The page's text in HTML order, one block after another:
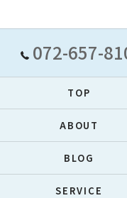
072-657-
TOP
ABOUT
BLOG
SERVICE